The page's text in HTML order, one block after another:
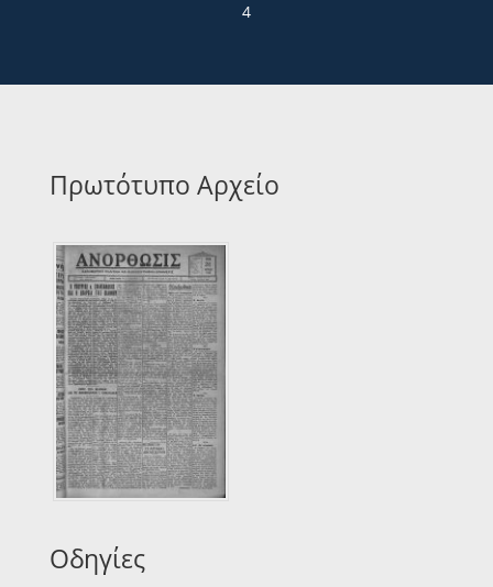
4
Πρωτότυπο Αρχείο
Οδηγίες